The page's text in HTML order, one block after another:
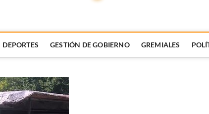
DEPORTES GESTIÓN DE GOBIERNO GREMIALES